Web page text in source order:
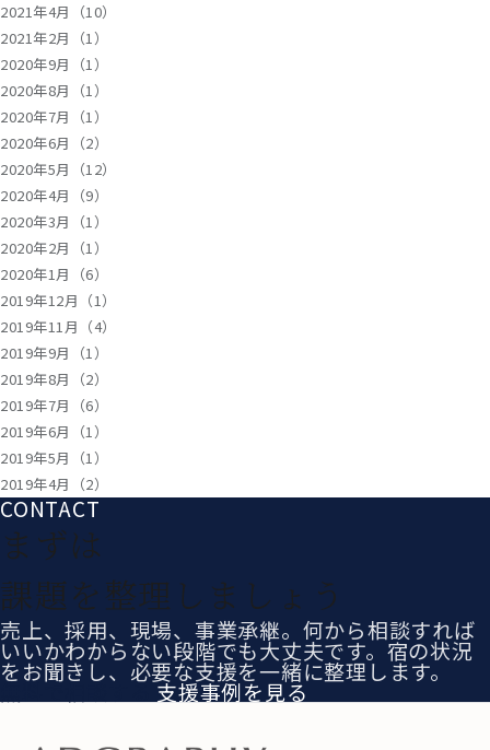
2021年4月（10）
2021年2月（1）
2020年9月（1）
2020年8月（1）
2020年7月（1）
2020年6月（2）
2020年5月（12）
2020年4月（9）
2020年3月（1）
2020年2月（1）
2020年1月（6）
2019年12月（1）
2019年11月（4）
2019年9月（1）
2019年8月（2）
2019年7月（6）
2019年6月（1）
2019年5月（1）
2019年4月（2）
CONTACT
まずは
課題を整理しましょう
売上、採用、現場、事業承継。何から相談すれば
いいかわからない段階でも大丈夫です。宿の状況
をお聞きし、必要な支援を一緒に整理します。
無料で相談する 支援事例を見る